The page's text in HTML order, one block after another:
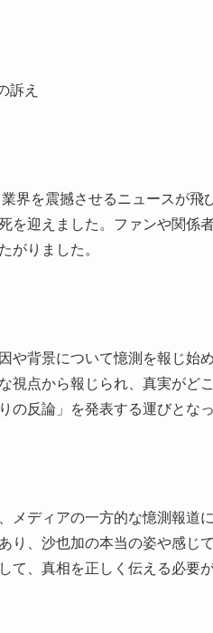
訴え
界を震撼させるニュースが飛
を迎えました。ファンや関係
がりました。
や背景について憶測を報じ始
視点から報じられ、真実がど
の反論」を発表する運びとなっ
メディアの一方的な憶測報道
り、沙也加の本当の姿や感じ
て、真相を正しく伝える必要